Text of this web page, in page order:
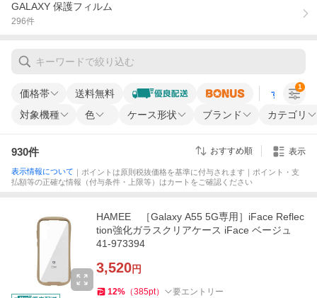
GALAXY 保護フィルム
296件
価格帯 送料無料 すべての条
対象機種 色 ケース形状 ブランド カテゴリ
1
930件 おすすめ順 表示
表示情報について ｜ポイントは原則税抜価格を基準に付与されます｜ポイント・支
払額等の正確な情報（付与条件・上限等）はカートをご確認ください
HAMEE ［Galaxy A55 5G専用］iFace Reflec
tion強化ガラスクリアケース iFace ベージュ
41-973394
3,520円
12% （385pt） 要エントリー